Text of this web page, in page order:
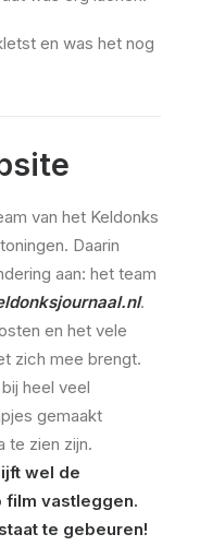
en was het nog
van het Keldonks
Daarin
aan: het team
.
en het vele
zich mee brengt.
heel veel
gemaakt
te zien zijn.
wel de
vastleggen.
te gebeuren!